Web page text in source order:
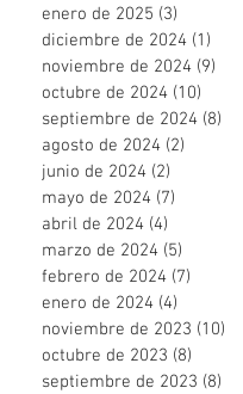
enero de 2025 (3)
diciembre de 2024 (1)
noviembre de 2024 (9)
octubre de 2024 (10)
septiembre de 2024 (8)
agosto de 2024 (2)
junio de 2024 (2)
mayo de 2024 (7)
abril de 2024 (4)
marzo de 2024 (5)
febrero de 2024 (7)
enero de 2024 (4)
noviembre de 2023 (10)
octubre de 2023 (8)
septiembre de 2023 (8)